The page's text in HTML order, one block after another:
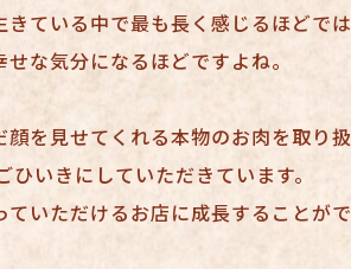
ている中で最も長く感じるほどで
な気分になるほどですよね。
を見せてくれる本物のお肉を取り扱
いきにしていただきています。
いただけるお店に成長することがで